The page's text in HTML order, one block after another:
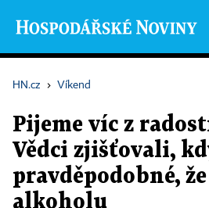
HN.cz › Víkend
Pijeme víc z
Vědci zjišťovali,
pravděpodobné,
alkoholu